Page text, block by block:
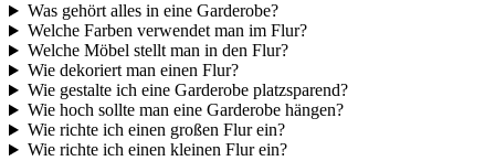
Was gehört alles in eine Garderobe?
Welche Farben verwendet man im Flur?
Welche Möbel stellt man in den Flur?
Wie dekoriert man einen Flur?
Wie gestalte ich eine Garderobe platzsparend?
Wie hoch sollte man eine Garderobe hängen?
Wie richte ich einen großen Flur ein?
Wie richte ich einen kleinen Flur ein?